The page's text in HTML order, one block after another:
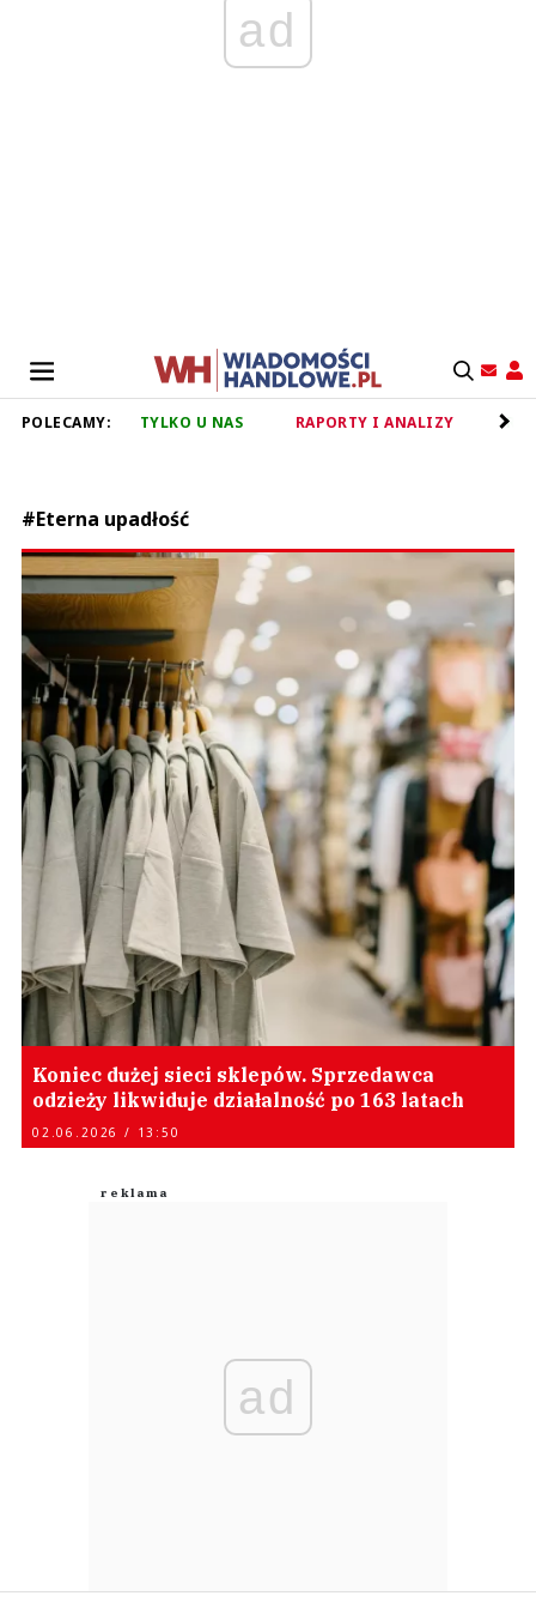
ad
POLECAMY: TYLKO U NAS RAPORTY I ANALIZY
#Eterna upadłość
Koniec dużej sieci sklepów. Sprzedawca
odzieży likwiduje działalność po 163 latach
02.06.2026 / 13:50
ad